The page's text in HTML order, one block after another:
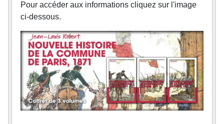
Pour accéder aux informations cliquez sur l'image
ci-dessous.